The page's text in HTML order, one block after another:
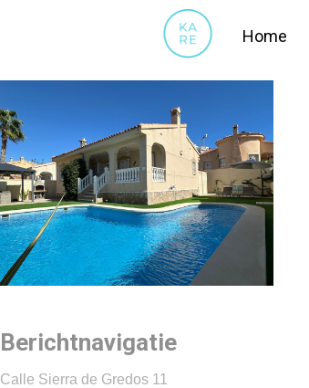
Home
Berichtnavigatie
Calle Sierra de Gredos 11